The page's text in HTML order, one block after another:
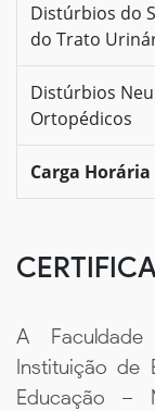
Distúrbios do
do Trato
Distúrbios
Ortopédicos
Carga
A
Instituição de
Educação –